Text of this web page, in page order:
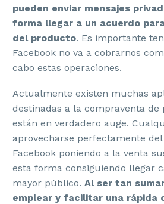
pueden enviar mensajes
forma llegar a un acuerdo
del producto. Es importante
Facebook no va a cobrarnos
cabo estas operaciones.
Actualmente existen muchas
destinadas a la compraventa de
están en verdadero auge.
aprovecharse perfectamente del
Facebook poniendo a la venta
esta forma consiguiendo llegar
mayor público. Al ser tan
emplear y facilitar una rápida